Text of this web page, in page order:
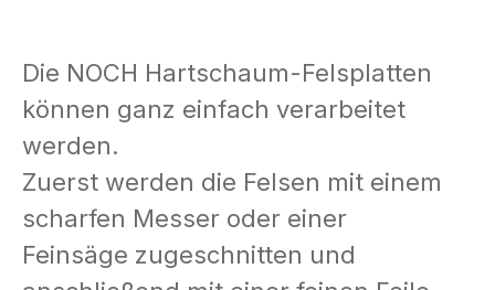
Die NOCH Hartschaum-Felsplatten
können ganz einfach verarbeitet
werden.
Zuerst werden die Felsen mit einem
scharfen Messer oder einer
Feinsäge zugeschnitten und